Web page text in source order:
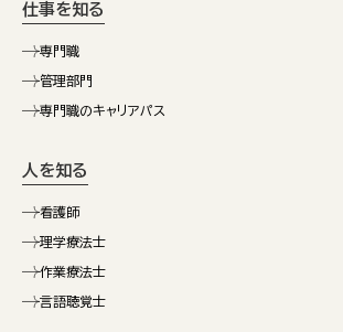
仕事を知る
専門職
管理部門
専門職のキャリアパス
人を知る
看護師
理学療法士
作業療法士
言語聴覚士